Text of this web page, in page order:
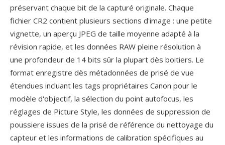
préservant chaque bit de la capturé originale. Chaque
fichier CR2 contient plusieurs sections d'image : une petite
vignette, un aperçu JPEG de taille moyenne adapté à la
révision rapide, et les données RAW pleine résolution à
une profondeur de 14 bits sûr la plupart dès boitiers. Le
format enregistre dès métadonnées de prisé de vue
étendues incluant les tags propriétaires Canon pour le
modèle d'objectif, la sélection du point autofocus, les
réglages de Picture Style, les données de suppression de
poussiere issues de la prisé de référence du nettoyage du
capteur et les informations de calibration spécifiques au